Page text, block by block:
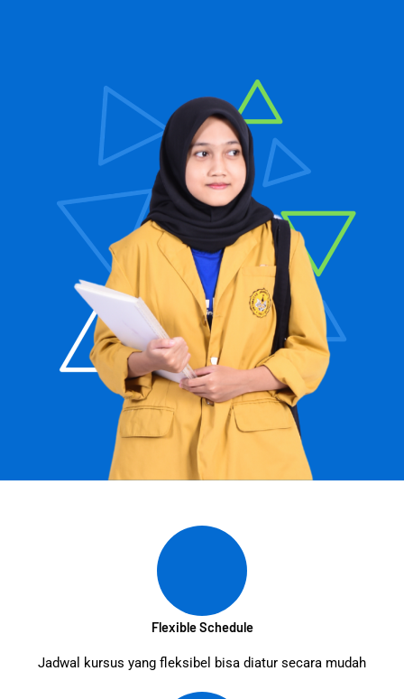
Flexible Schedule
Jadwal kursus yang fleksibel bisa diatur secara mudah